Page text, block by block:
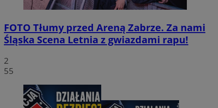
FOTO Tłumy przed Areną Zabrze. Za nami
Śląska Scena Letnia z gwiazdami rapu!
2
55